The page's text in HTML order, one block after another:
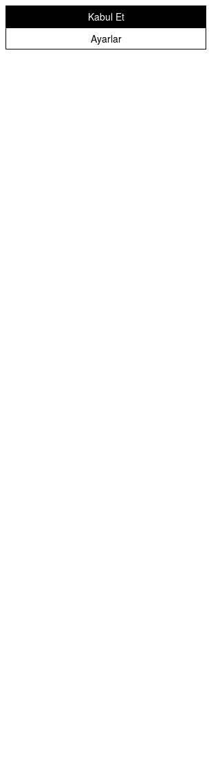
Benzer Ürünler
Ayarlar
Kabul Et